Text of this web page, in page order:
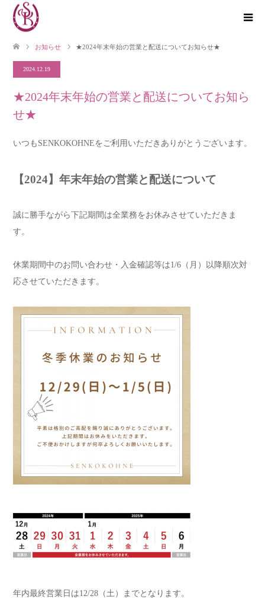
お知らせ ★2024年末年始の営業と配送についてお知らせ★
2024.12.19
★2024年末年始の営業と配送についてお知ら
せ★
いつもSENKOKOHNEをご利用いただきありがとうございます。
【2024】年末年始の営業と配送について
誠に勝手ながら下記期間は全業務をお休みさせていただきま
す。
休業期間中のお問い合わせ・入金確認等は1/6（月）以降順次対
応させていただきます。
年内最終営業日は12/28（土）までとなります。